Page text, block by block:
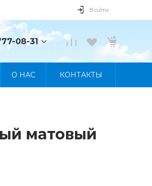
Войти
08-31
08-31
О НАС КОНТАКТЫ
матовый